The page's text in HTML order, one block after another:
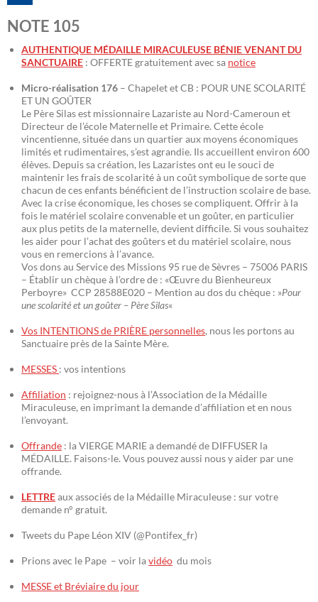
NOTE 105
AUTHENTIQUE MÉDAILLE MIRACULEUSE BÉNIE VENANT DU
SANCTUAIRE : OFFERTE gratuitement avec sa notice
Micro-réalisation 176 – Chapelet et CB : POUR UNE SCOLARITÉ
ET UN GOÛTER
Le Père Silas est missionnaire Lazariste au Nord-Cameroun et
Directeur de l’école Maternelle et Primaire. Cette école
vincentienne, située dans un quartier aux moyens économiques
limités et rudimentaires, s’est agrandie. Ils accueillent environ 600
élèves. Depuis sa création, les Lazaristes ont eu le souci de
maintenir les frais de scolarité à un coût symbolique de sorte que
chacun de ces enfants bénéficient de l’instruction scolaire de base.
Avec la crise économique, les choses se compliquent. Offrir à la
fois le matériel scolaire convenable et un goûter, en particulier
aux plus petits de la maternelle, devient difficile. Si vous souhaitez
les aider pour l’achat des goûters et du matériel scolaire, nous
vous en remercions à l’avance.
Vos dons au Service des Missions 95 rue de Sèvres – 75006 PARIS
– Établir un chèque à l’ordre de : «Œuvre du Bienheureux
Perboyre» CCP 28588E020 – Mention au dos du chèque : »Pour
une scolarité et un goûter – Père Silas«
Vos INTENTIONS de PRIÈRE personnelles, nous les portons au
Sanctuaire près de la Sainte Mère.
MESSES : vos intentions
Affiliation : rejoignez-nous à l’Association de la Médaille
Miraculeuse, en imprimant la demande d’affiliation et en nous
l’envoyant.
Offrande : la VIERGE MARIE a demandé de DIFFUSER la
MÉDAILLE. Faisons-le. Vous pouvez aussi nous y aider par une
offrande.
LETTREaux associés de la Médaille Miraculeuse : sur votre
demande n° gratuit.
Tweets du Pape Léon XIV (@Pontifex_fr)
Prions avec le Pape – voir lavidéo du mois
MESSE et Bréviaire du jour